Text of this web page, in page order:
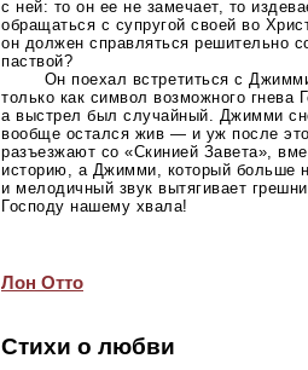
с ней: то он ее не замечает, то
обращаться с супругой своей во
он должен справляться решительно
паствой?
Он поехал встретиться с
только как символ возможного гнева
а выстрел был случайный. Джимми
вообще остался жив — и уж после
разъезжают со «Скинией Завета»,
историю, а Джимми, который больше
и мелодичный звук вытягивает
Господу нашему хвала!
Лон Отто
Стихи о любви